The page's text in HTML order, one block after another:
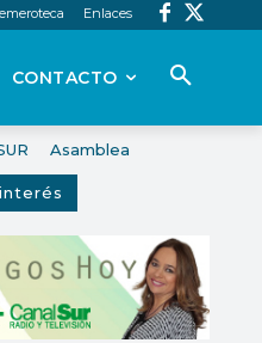
Enlaces
CONTACTO
Asamblea